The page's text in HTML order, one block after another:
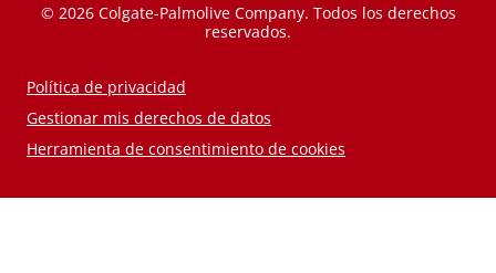
© 2026 Colgate-Palmolive Company. Todos los derechos
reservados.
Política de privacidad
Gestionar mis derechos de datos
Herramienta de consentimiento de cookies